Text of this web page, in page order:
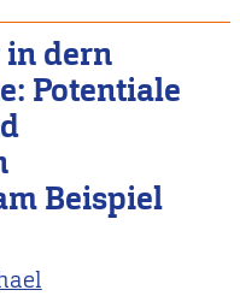
in dern
Potentiale
Beispiel